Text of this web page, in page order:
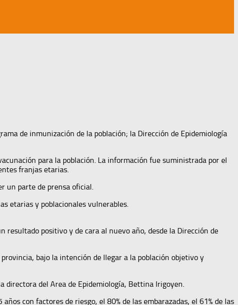
de inmunización de la población; la Dirección de Epidemiología
para la población. La información fue suministrada por el
franjas etarias.
un parte de prensa oficial.
etarias y poblacionales vulnerables.
positivo y de cara al nuevo año, desde la Dirección de
bajo la intención de llegar a la población objetivo y
directora del Area de Epidemiología, Bettina Irigoyen.
con factores de riesgo, el 80% de las embarazadas, el 61% de las